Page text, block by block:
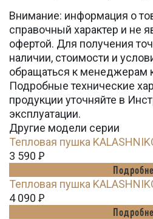
Внимание: информация о
справочный характер и не
офертой. Для получения
наличии, стоимости и
обращаться к менеджерам
Подробные технические
продукции уточняйте в
эксплуатации.
Другие модели серии
Тепловая пушка
3 590 Ꝑ
Тепловая пушка
4 090 Ꝑ